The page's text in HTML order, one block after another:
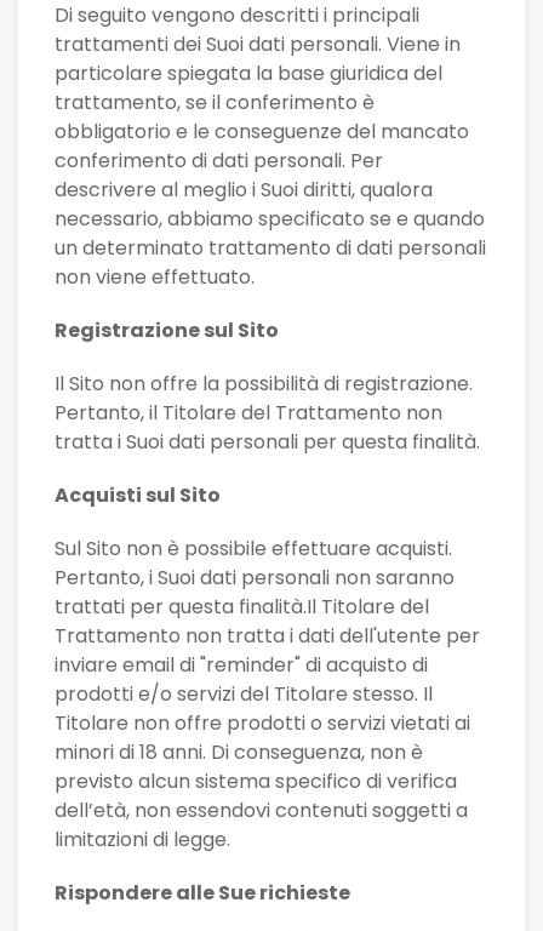
Di seguito vengono descritti i principali
trattamenti dei Suoi dati personali. Viene in
particolare spiegata la base giuridica del
trattamento, se il conferimento è
obbligatorio e le conseguenze del mancato
conferimento di dati personali. Per
descrivere al meglio i Suoi diritti, qualora
necessario, abbiamo specificato se e quando
un determinato trattamento di dati personali
non viene effettuato.
Registrazione sul Sito
Il Sito non offre la possibilità di registrazione.
Pertanto, il Titolare del Trattamento non
tratta i Suoi dati personali per questa finalità.
Acquisti sul Sito
Sul Sito non è possibile effettuare acquisti.
Pertanto, i Suoi dati personali non saranno
trattati per questa finalità.Il Titolare del
Trattamento non tratta i dati dell'utente per
inviare email di "reminder" di acquisto di
prodotti e/o servizi del Titolare stesso. Il
Titolare non offre prodotti o servizi vietati ai
minori di 18 anni. Di conseguenza, non è
previsto alcun sistema specifico di verifica
dell’età, non essendovi contenuti soggetti a
limitazioni di legge.
Rispondere alle Sue richieste